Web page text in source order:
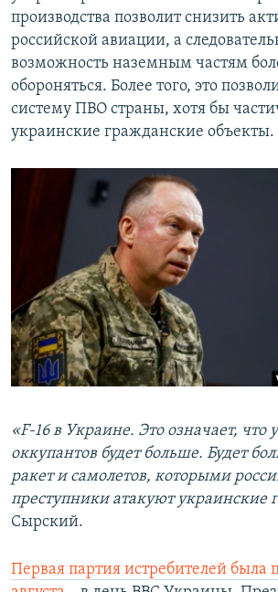
производства позволит снизить
российской авиации, а
возможность наземным частям
обороняться. Более того, это
систему ПВО страны, хотя бы
украинские гражданские объекты.
«F-16 в Украине. Это означает,
оккупантов будет больше. Будет
ракет и самолетов, которыми
преступники атакуют украинские
Сырский.
Первая партия истребителей была